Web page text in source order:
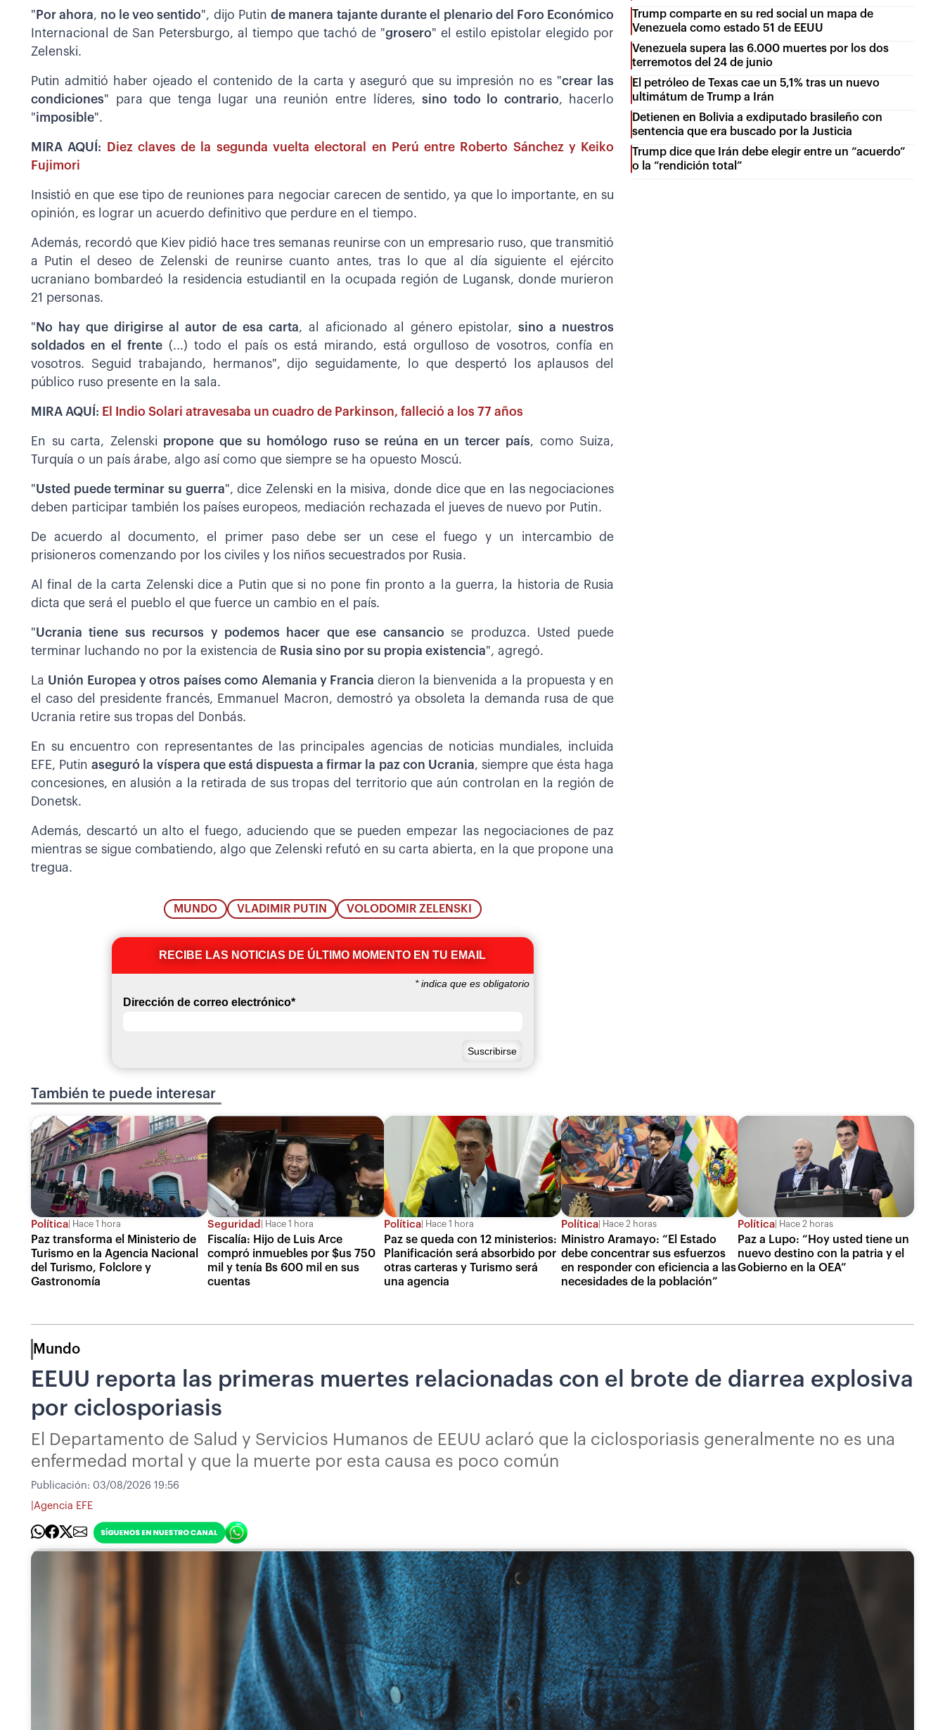
" Por ahora, no le veo sentido", dijo Putinde manera tajante durante el plenario del Foro Económico
Internacional de San Petersburgo, al tiempo que tachó de "grosero" el estilo epistolar elegido por
Zelenski.
Putin admitió haber ojeado el contenido de la carta y aseguró que su impresión no es "crear las
condiciones" para que tenga lugar una reunión entre líderes,sino todo lo contrario, hacerlo
"imposible".
MIRA AQUÍ: Diez claves de la segunda vuelta electoral en Perú entre Roberto Sánchez y Keiko
Fujimori
Insistió en que ese tipo de reuniones para negociar carecen de sentido, ya que lo importante, en su
opinión, es lograr un acuerdo definitivo que perdure en el tiempo.
Además, recordó que Kiev pidió hace tres semanas reunirse con un empresario ruso, que transmitió
a Putin el deseo de Zelenski de reunirse cuanto antes, tras lo que al día siguiente el ejército
ucraniano bombardeó la residencia estudiantil en la ocupada región de Lugansk, donde murieron
21 personas.
" No hay que dirigirse al autor de esa carta, al aficionado al género epistolar,sino a nuestros
soldados en el frente (...) todo el país os está mirando, está orgulloso de vosotros, confía en
vosotros. Seguid trabajando, hermanos", dijo seguidamente, lo que despertó los aplausos del
público ruso presente en la sala.
MIRA AQUÍ: El Indio Solari atravesaba un cuadro de Parkinson, falleció a los 77 años
En su carta, Zelenski propone que su homólogo ruso se reúna en un tercer país, como Suiza,
Turquía o un país árabe, algo así como que siempre se ha opuesto Moscú.
"Usted puede terminar su guerra", dice Zelenski en la misiva, donde dice que en las negociaciones
deben participar también los países europeos, mediación rechazada el jueves de nuevo por Putin.
De acuerdo al documento, el primer paso debe ser un cese el fuego y un intercambio de
prisioneros comenzando por los civiles y los niños secuestrados por Rusia.
Al final de la carta Zelenski dice a Putin que si no pone fin pronto a la guerra, la historia de Rusia
dicta que será el pueblo el que fuerce un cambio en el país.
"Ucrania tiene sus recursos y podemos hacer que ese cansanciose produzca. Usted puede
terminar luchando no por la existencia de Rusia sino por su propia existencia", agregó.
La Unión Europea y otros países como Alemania y Francia dieron la bienvenida a la propuesta y en
el caso del presidente francés, Emmanuel Macron, demostró ya obsoleta la demanda rusa de que
Ucrania retire sus tropas del Donbás.
En su encuentro con representantes de las principales agencias de noticias mundiales, incluida
EFE, Putinaseguró la víspera que está dispuesta a firmar la paz con Ucrania, siempre que ésta haga
concesiones, en alusión a la retirada de sus tropas del territorio que aún controlan en la región de
Donetsk.
Además, descartó un alto el fuego, aduciendo que se pueden empezar las negociaciones de paz
mientras se sigue combatiendo, algo que Zelenski refutó en su carta abierta, en la que propone una
tregua.
MUNDO VLADIMIR PUTIN VOLODOMIR ZELENSKI
RECIBE LAS NOTICIAS DE ÚLTIMO MOMENTO EN TU EMAIL
*indica que es obligatorio
Dirección de correo electrónico*
Trump comparte en su red social un mapa de
Venezuela como estado 51 de EEUU
Venezuela supera las 6.000 muertes por los dos
terremotos del 24 de junio
El petróleo de Texas cae un 5,1% tras un nuevo
ultimátum de Trump a Irán
Detienen en Bolivia a exdiputado brasileño con
sentencia que era buscado por la Justicia
Trump dice que Irán debe elegir entre un “acuerdo”
o la “rendición total”
También te puede interesar
Política Hace 1 hora
Paz transforma el Ministerio de
Turismo en la Agencia Nacional
del Turismo, Folclore y
Gastronomía
Seguridad Hace 1 hora
Fiscalía: Hijo de Luis Arce
compró inmuebles por $us 750
mil y tenía Bs 600 mil en sus
cuentas
Política Hace 1 hora
Paz se queda con 12 ministerios:
Planificación será absorbido por
otras carteras y Turismo será
una agencia
Política Hace 2 horas
Ministro Aramayo: “El Estado
debe concentrar sus esfuerzos
en responder con eficiencia a las
necesidades de la población”
Política Hace 2 horas
Paz a Lupo: “Hoy usted tiene un
nuevo destino con la patria y el
Gobierno en la OEA”
Mundo
EEUU reporta las primeras muertes relacionadas con el brote de diarrea explosiva
por ciclosporiasis
El Departamento de Salud y Servicios Humanos de EEUU aclaró que la ciclosporiasis generalmente no es una
enfermedad mortal y que la muerte por esta causa es poco común
Publicación: 03/08/2026 19:56
Agencia EFE